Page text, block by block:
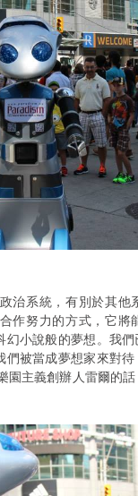
治系統，有別於其他
作努力的方式，它將
小說般的夢想。我
被當成夢想家來對
主義創辦人雷爾的